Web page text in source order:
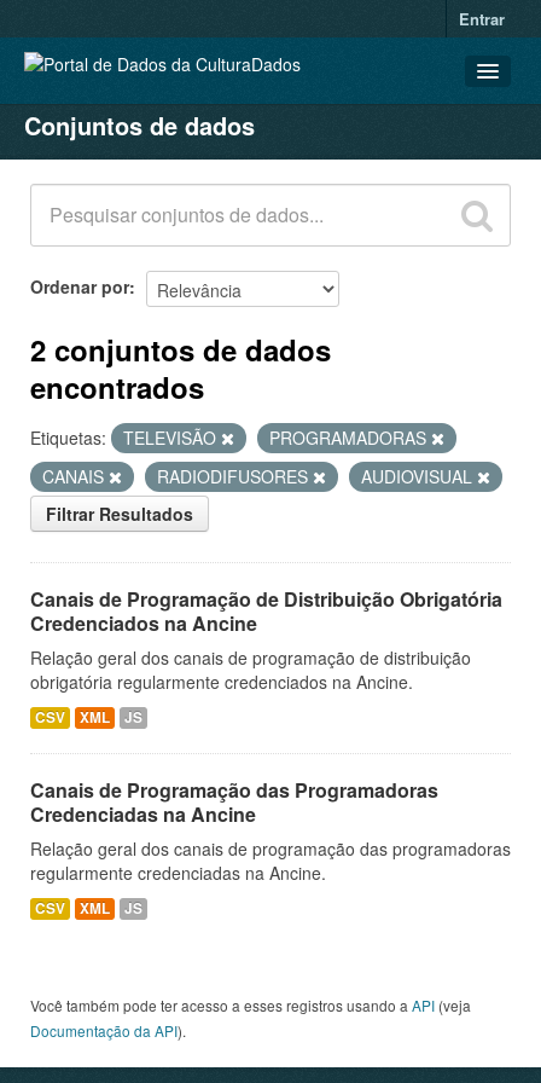
Entrar
CONJUNTOS DE DADOS
ORGANIZAÇÕES
GRUPOS
SOBRE
Conjuntos de dados
Ordenar por
2 conjuntos de dados
encontrados
Etiquetas: TELEVISÃO
PROGRAMADORAS
CANAIS
RADIODIFUSORES
AUDIOVISUAL
Filtrar Resultados
Canais de Programação de Distribuição Obrigatória
Credenciados na Ancine
Relação geral dos canais de programação de distribuição
obrigatória regularmente credenciados na Ancine.
CSV XML JS
Canais de Programação das Programadoras
Credenciadas na Ancine
Relação geral dos canais de programação das programadoras
regularmente credenciadas na Ancine.
CSV XML JS
Você também pode ter acesso a esses registros usando a API (veja
Documentação da API).